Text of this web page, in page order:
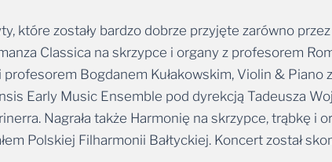
które zostały bardzo dobrze przyjęte zarówno
Classica na skrzypce i organy z profesorem
profesorem Bogdanem Kułakowskim, Violin &
Early Music Ensemble pod dyrekcją Tadeusza
Nagrała także Harmonię na skrzypce, trąbkę
Polskiej Filharmonii Bałtyckiej. Koncert został